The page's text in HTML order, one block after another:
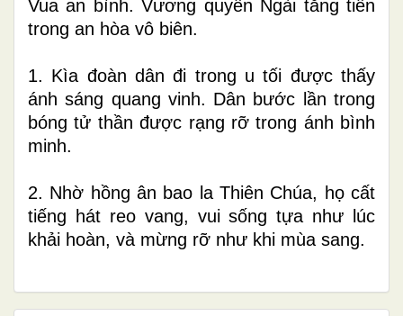
Vua an bình. Vương quyền Ngài tăng tiến
trong an hòa vô biên.
1. Kìa đoàn dân đi trong u tối được thấy
ánh sáng quang vinh. Dân bước lần trong
bóng tử thần được rạng rỡ trong ánh bình
minh.
2. Nhờ hồng ân bao la Thiên Chúa, họ cất
tiếng hát reo vang, vui sống tựa như lúc
khải hoàn, và mừng rỡ như khi mùa sang.